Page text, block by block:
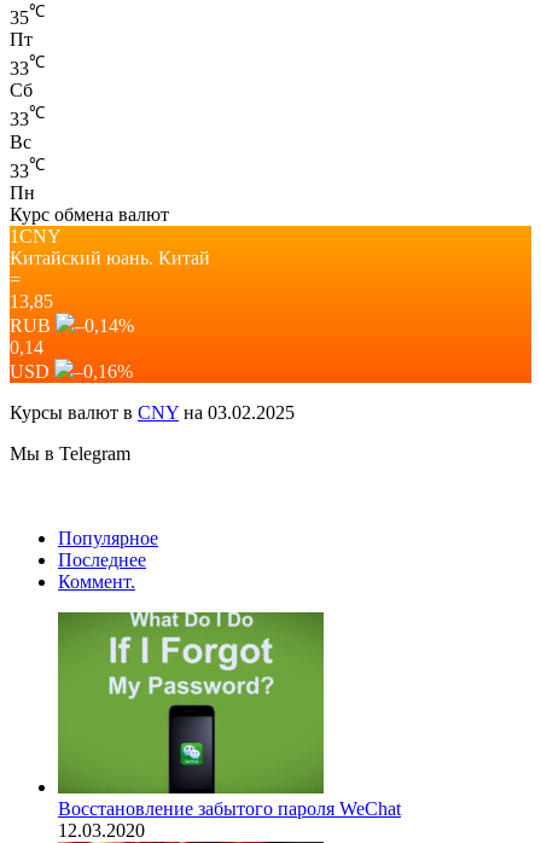
35℃
Пт
33℃
Сб
33℃
Вс
33℃
Пн
Курс обмена валют
1CNY
Китайский юань. Китай
=
13,85
RUB
–0,14%
0,14
USD
–0,16%
Курсы валют в CNY на 03.02.2025
Мы в Telegram
Популярное
Последнее
Коммент.
Восстановление забытого пароля WeChat
12.03.2020